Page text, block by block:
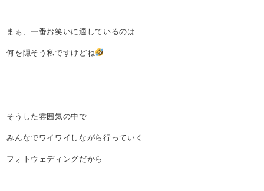
まぁ、一番お笑いに適しているのは
何を隠そう私ですけどね
そうした雰囲気の中で
みんなでワイワイしながら行っていく
フォトウェディングだから